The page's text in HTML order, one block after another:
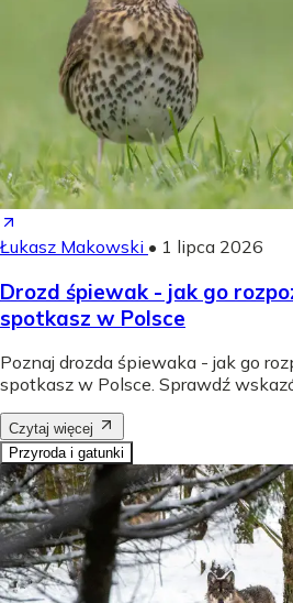
Łukasz Makowski • 1 lipca 2026
Drozd śpiewak - jak go
spotkasz w Polsce
Poznaj drozda śpiewaka - jak go
spotkasz w Polsce. Sprawdź
Czytaj więcej
Przyroda i gatunki